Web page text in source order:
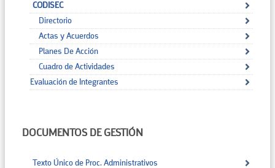
CODISEC
Directorio
Actas y Acuerdos
Planes De Acción
Cuadro de Actividades
Evaluación de Integrantes
DOCUMENTOS DE GESTIÓN
Texto Único de Proc. Administrativos